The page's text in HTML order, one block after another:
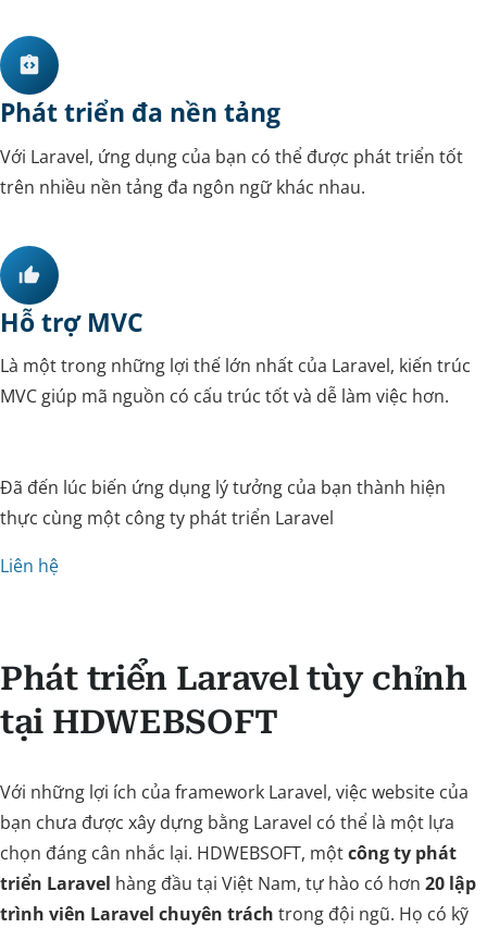
Phát triển đa nền tảng
Với Laravel, ứng dụng của bạn có thể được phát triển tốt
trên nhiều nền tảng đa ngôn ngữ khác nhau.
Hỗ trợ MVC
Là một trong những lợi thế lớn nhất của Laravel, kiến trúc
MVC giúp mã nguồn có cấu trúc tốt và dễ làm việc hơn.
Đã đến lúc biến ứng dụng lý tưởng của bạn thành hiện
thực cùng một công ty phát triển Laravel
Liên hệ
Phát triển Laravel tùy chỉnh
tại HDWEBSOFT
Với những lợi ích của framework Laravel, việc website của
bạn chưa được xây dựng bằng Laravel có thể là một lựa
chọn đáng cân nhắc lại. HDWEBSOFT, mộtcông ty phát
triển Laravel hàng đầu tại Việt Nam, tự hào có hơn 20 lập
trình viên Laravel chuyên trách trong đội ngũ. Họ có kỹ